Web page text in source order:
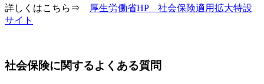
詳しくはこちら⇒
厚生労働省HP 社会保険適用拡大特設
サイト
社会保険に関するよくある質問